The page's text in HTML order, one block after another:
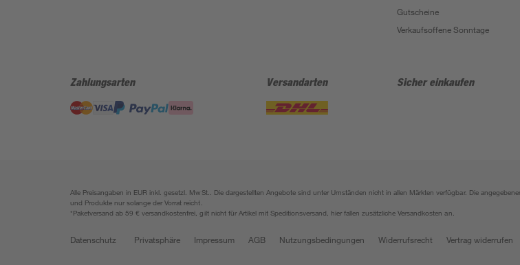
Gutscheine
Verkaufsoffene Sonntage
Zahlungsarten Versandarten Sicher einkaufen
Alle Preisangaben in EUR inkl. gesetzl. MwSt.. Die dargestellten Angebote sind unter Umständen nicht in allen Märkten verfügbar. Die
und Produkte nur solange der Vorrat reicht.
*Paketversand ab 59 € versandkostenfrei, gilt nicht für Artikel mit Speditionsversand, hier fallen zusätzliche Versandkosten an.
Datenschutz Privatsphäre Impressum AGB Nutzungsbedingungen Widerrufsrecht Vertrag widerrufen